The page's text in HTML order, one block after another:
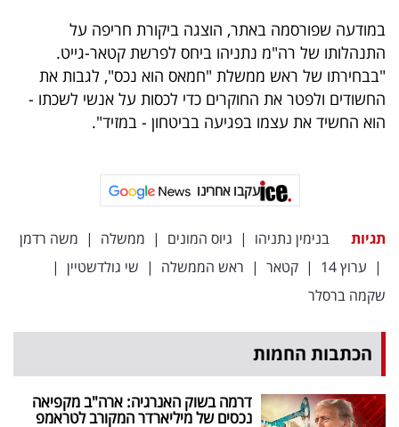
במודעה שפורסמה באתר, הוצגה ביקורת חריפה על
התנהלותו של רה"מ נתניהו ביחס לפרשת קטאר-גייט.
"בבחירתו של ראש ממשלת "חמאס הוא נכס", לגבות את
החשודים ולפטר את החוקרים כדי לכסות על אנשי לשכתו -
הוא החשיד את עצמו בפגיעה בביטחון - במזיד".
עקבו אחרינו
תגיות בנימין נתניהו | גיוס המונים | ממשלה | משה רדמן
| ערוץ 14 | קטאר | ראש הממשלה | שי גולדשטיין |
שקמה ברסלר
הכתבות החמות
דרמה בשוק האנרגיה: ארה"ב מקפיאה
נכסים של מיליארדר המקורב לטראמפ